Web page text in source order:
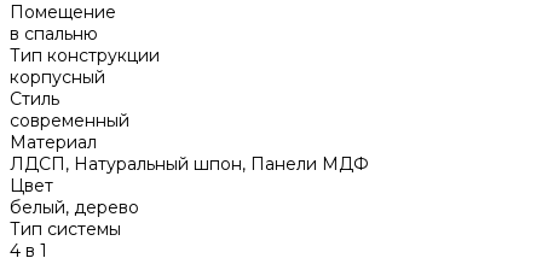
Помещение
в спальню
Тип конструкции
корпусный
Стиль
современный
Материал
ЛДСП, Натуральный шпон, Панели МДФ
Цвет
белый, дерево
Тип системы
4 в 1